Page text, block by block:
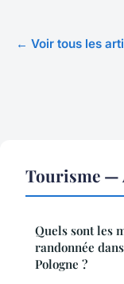
← Voir tous les
Tourisme —
Quels sont les
randonnée
Pologne ?